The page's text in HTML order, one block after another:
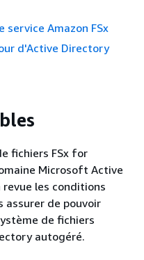
Amazon FSx
d'Active Directory
fichiers FSx for
Microsoft Active
les conditions
assurer de pouvoir
de fichiers
autogéré.